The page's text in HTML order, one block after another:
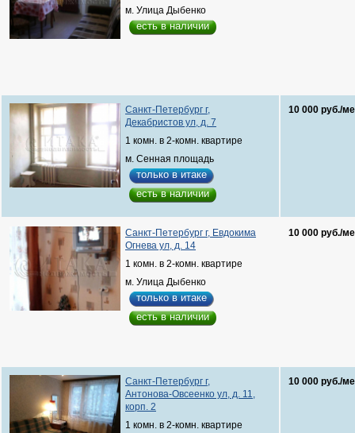
м. Улица Дыбенко
есть в наличии
Санкт-Петербург г,
Декабристов ул, д. 7
1 комн. в 2-комн. квартире
м. Сенная площадь
только в итаке
есть в наличии
10 000 руб./
Санкт-Петербург г, Евдокима
Огнева ул, д. 14
1 комн. в 2-комн. квартире
м. Улица Дыбенко
только в итаке
есть в наличии
10 000 руб./
Санкт-Петербург г,
Антонова-Овсеенко ул, д. 11,
корп. 2
1 комн. в 2-комн. квартире
10 000 руб./